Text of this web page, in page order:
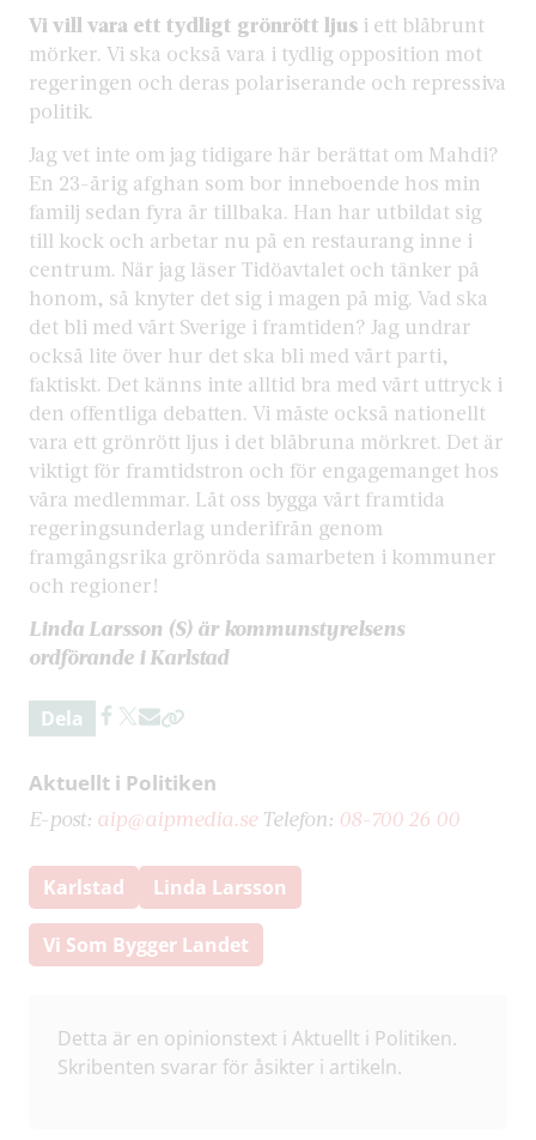
Vi vill vara ett tydligt grönrött ljus i ett blåbrunt
mörker. Vi ska också vara i tydlig opposition mot
regeringen och deras polariserande och repressiva
politik.
Jag vet inte om jag tidigare här berättat om Mahdi?
En 23-årig afghan som bor inneboende hos min
familj sedan fyra år tillbaka. Han har utbildat sig
till kock och arbetar nu på en restaurang inne i
centrum. När jag läser Tidöavtalet och tänker på
honom, så knyter det sig i magen på mig. Vad ska
det bli med vårt Sverige i framtiden? Jag undrar
också lite över hur det ska bli med vårt parti,
faktiskt. Det känns inte alltid bra med vårt uttryck i
den offentliga debatten. Vi måste också nationellt
vara ett grönrött ljus i det blåbruna mörkret. Det är
viktigt för framtidstron och för engagemanget hos
våra medlemmar. Låt oss bygga vårt framtida
regeringsunderlag underifrån genom
framgångsrika grönröda samarbeten i kommuner
och regioner!
Linda Larsson (S) är kommunstyrelsens
ordförande i Karlstad
Dela
Aktuellt i Politiken
E-post: aip@aipmedia.seTelefon: 08-700 26 00
Karlstad Linda Larsson
Vi Som Bygger Landet
Detta är en opinionstext i Aktuellt i Politiken.
Skribenten svarar för åsikter i artikeln.